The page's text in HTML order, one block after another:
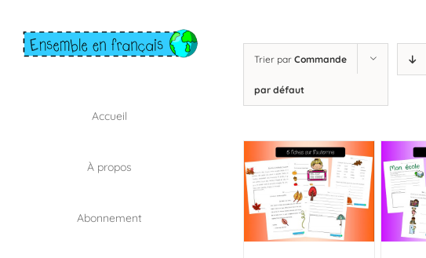
content
Accueil
À propos
Abonnement
Trier par Commande
par défaut